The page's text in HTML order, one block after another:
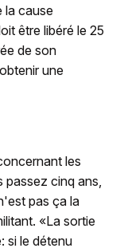
la cause
être libéré le 25
de son
une
les
passez cinq ans,
pas ça la
«La sortie
si le détenu